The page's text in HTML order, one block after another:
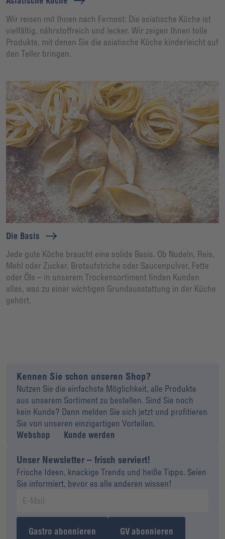
Wir reisen mit Ihnen nach Fernost: Die asiatische Küche ist
vielfältig, nährstoffreich und lecker. Wir zeigen Ihnen tolle
Produkte, mit denen Sie die asiatische Küche kinderleicht auf
den Teller bringen.
Die Basis
Jede gute Küche braucht eine solide Basis. Ob Nudeln, Reis,
Mehl oder Zucker, Brotaufstriche oder Saucenpulver, Fette
oder Öle – in unserem Trockensortiment finden Kunden
alles, was zu einer wichtigen Grundausstattung in der Küche
gehört.
Kennen Sie schon unseren Shop?
Nutzen Sie die einfachste Möglichkeit, alle Produkte
aus unserem Sortiment zu bestellen. Sind Sie noch
kein Kunde? Dann melden Sie sich jetzt und profitieren
Sie von unseren einzigartigen Vorteilen.
Webshop
Kunde werden
Unser Newsletter – frisch serviert!
Frische Ideen, knackige Trends und heiße Tipps. Seien
Sie informiert, bevor es alle anderen wissen!
Gastro abonnieren GV abonnieren